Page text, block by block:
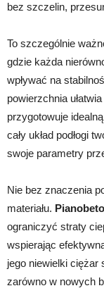
bez szczelin,
To szczególnie
gdzie każda
wpływać na
powierzchnia
przygotowuje
cały układ podłogi
swoje parametry
Nie bez znaczenia
materiału.
ograniczyć straty
wspierając
jego niewielki ciężar
zarówno w nowych